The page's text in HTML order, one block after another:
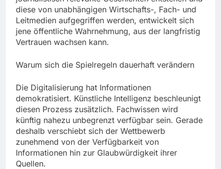
diese von unabhängigen Wirtschafts-, Fach- und
Leitmedien aufgegriffen werden, entwickelt sich
jene öffentliche Wahrnehmung, aus der langfristig
Vertrauen wachsen kann.
Warum sich die Spielregeln dauerhaft verändern
Die Digitalisierung hat Informationen
demokratisiert. Künstliche Intelligenz beschleunigt
diesen Prozess zusätzlich. Fachwissen wird
künftig nahezu unbegrenzt verfügbar sein. Gerade
deshalb verschiebt sich der Wettbewerb
zunehmend von der Verfügbarkeit von
Informationen hin zur Glaubwürdigkeit ihrer
Quellen.